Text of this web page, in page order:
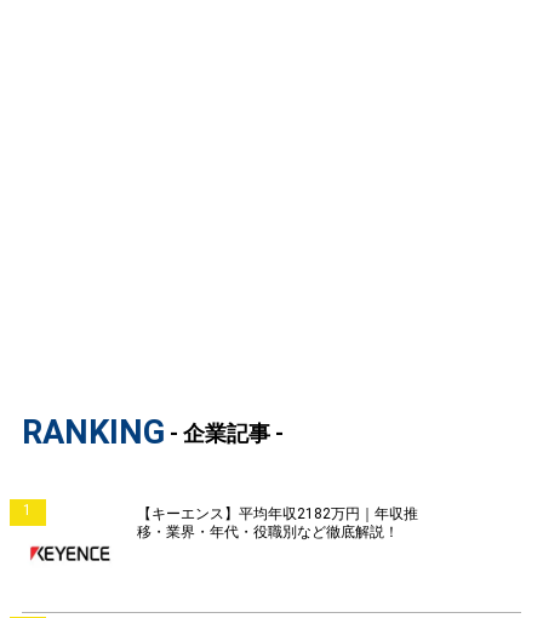
RANKING - 企業記事 -
1
【キーエンス】平均年収2182万円｜年収推
移・業界・年代・役職別など徹底解説！